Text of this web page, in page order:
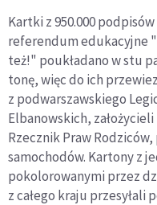
Kartki z 950.000
referendum edukacyjne
też!" poukładano w stu
tonę, więc do ich
z podwarszawskiego
Elbanowskich,
Rzecznik Praw
samochodów. Kartony z
pokolorowanymi przez
z całego kraju